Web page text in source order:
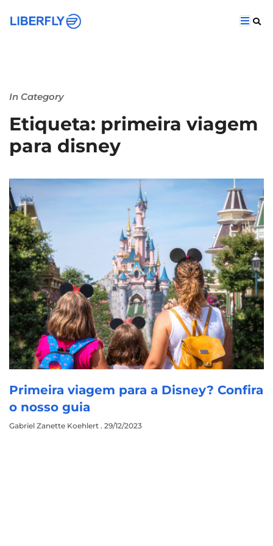
In Category
Etiqueta: primeira viagem
para disney
Primeira viagem para a Disney? Confira
o nosso guia
Gabriel Zanette Koehlert 29/12/2023